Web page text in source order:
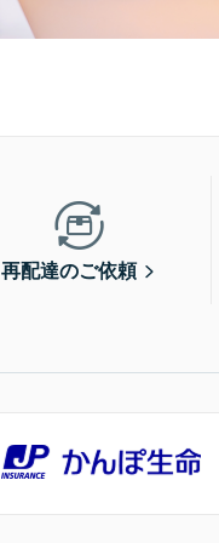
再配達のご依頼